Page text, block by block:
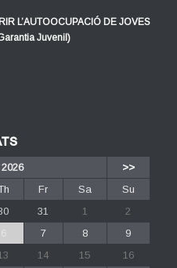
L’AUTOOCUPACIÓ DE JOVES
Juvenil)
>>
Fr Sa
Su
31 1
2
6 7 8
9
14 15
16